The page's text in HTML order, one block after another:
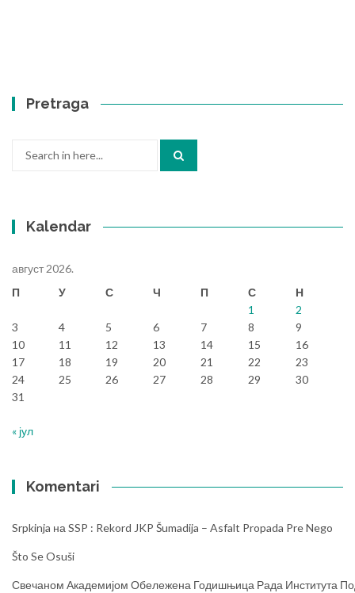
Pretraga
Kalendar
август 2026.
П
У С Ч П С
Н
1
2
3
4 5 6 7 8
9
10
11 12 13 14 15
16
17
18 19 20 21 22
23
24
25 26 27 28 29
30
31
« јул
Komentari
Srpkinja наSSP : Rekord JKP Šumadija – Asfalt Propada Pre Nego
Što Se Osuši
Свечаном Академијом Обележена Годишњица Рада Института